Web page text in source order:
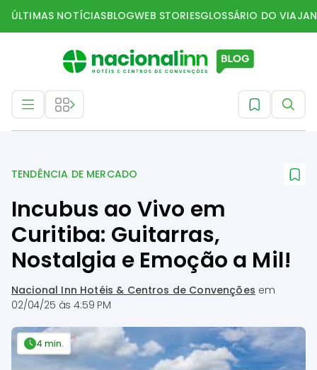
ÚLTIMAS NOTÍCIASBLOGWEB STORIESGLOSSÁRIO DO
Tendência de mercado
TENDÊNCIA DE MERCADO
Incubus ao Vivo em
Curitiba: Guitarras,
Nostalgia e Emoção a Mil!
Nacional Inn Hotéis & Centros de Convenções em
02/04/25 às 4:59 PM
4 min.